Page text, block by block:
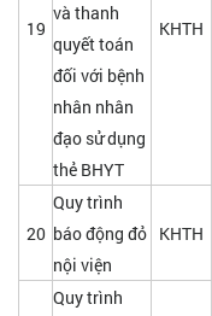
19
và thanh
quyết toán
đối với bệnh
nhân nhân
đạo sử dụng
thẻ BHYT
KHTH
20
Quy trình
báo động đỏ
nội viện
KHTH
Quy trình